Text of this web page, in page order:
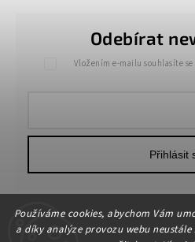
Používáme cookies, abychom Vám
a díky analýze provozu webu
Odebírat
Vložením e-mailu souhlasíte se
Přihlásit